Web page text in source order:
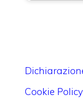
Cookie